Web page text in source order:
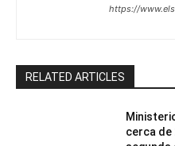
https://
RELATED ARTICLES
cerca de